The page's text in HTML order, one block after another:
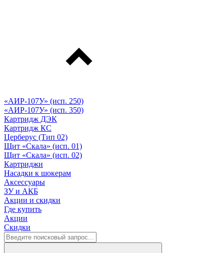
«АИР-107У» (исп. 250)
«АИР-107У» (исп. 350)
Картридж ДЭК
Картридж КС
Церберус (Тип 02)
Щит «Скала» (исп. 01)
Щит «Скала» (исп. 02)
Картриджи
Насадки к шокерам
Аксессуары
ЗУ и АКБ
Акции и скидки
Где купить
Акции
Скидки